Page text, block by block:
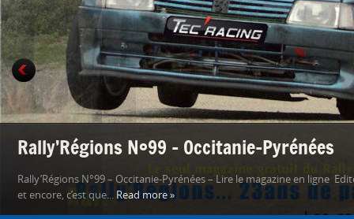
Rally’Régions #98
Rally’Régions #98 – Lire le magazine en ligne cliquez ici Edito : En fin
son 100e numéro, 23 ans...Read more »